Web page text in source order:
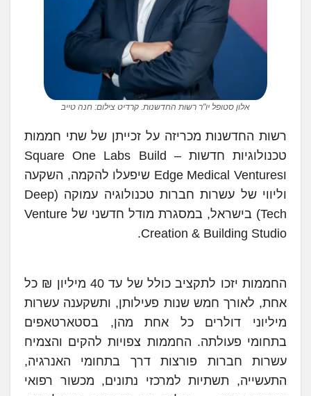
אלון סטופל יו"ר רשות החדשנות. קרדיט צילום: חנה טייב
רשות החדשנות מכריזה על זכייתן של שתי חממות
טכנולוגיות חדשות – Square One Labs Build
וEdge Medical Ventures שיפעלו להקמה, השקעה
וליווי של עשרות חברות טכנולוגיה עמוקה (Deep
Tech) בישראל, במסגרת מודל חדשני של Venture
Creation & Building Studio.
החממות יזכו לתקציב כולל של עד 40 מיליון ₪ כל
אחת, לאורך חמש שנות פעילותן, ותשקענה עשרות
מיליוני דולרים כל אחת מהן, בסטארטאפים
בתחומי פעולתה. החממות צפויות להקים והצמיח
עשרות חברות פורצות דרך בתחומי האנרגיה,
התעשייה, תשתיות למרכזי נתונים, מכשור רפואי